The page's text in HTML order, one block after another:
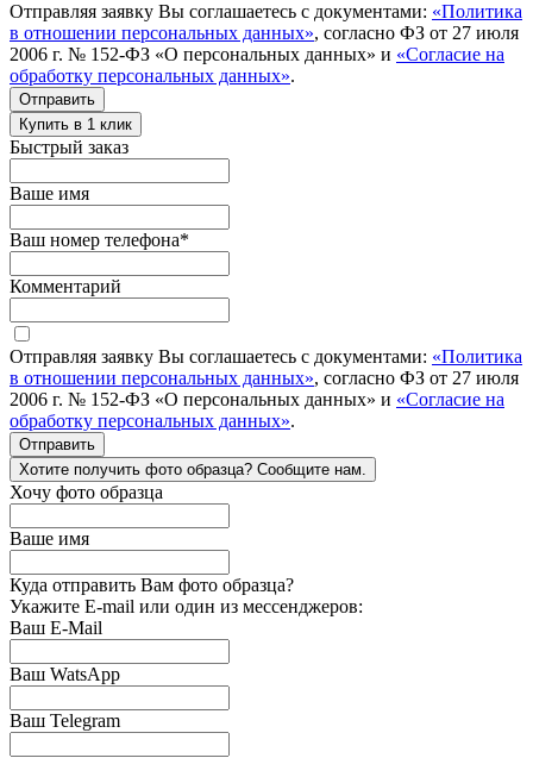
Отправляя заявку Вы соглашаетесь с документами: «Политика
в отношении персональных данных», согласно ФЗ от 27 июля
2006 г. № 152-ФЗ «О персональных данных» и «Согласие на
обработку персональных данных».
Отправить
Купить в 1 клик
Быстрый заказ
Ваше имя
Ваш номер телефона*
Комментарий
Отправляя заявку Вы соглашаетесь с документами: «Политика
в отношении персональных данных», согласно ФЗ от 27 июля
2006 г. № 152-ФЗ «О персональных данных» и «Согласие на
обработку персональных данных».
Отправить
Хотите получить фото образца? Сообщите нам.
Хочу фото образца
Ваше имя
Куда отправить Вам фото образца?
Укажите E-mail или один из мессенджеров:
Ваш E-Mail
Ваш WatsApp
Ваш Telegram